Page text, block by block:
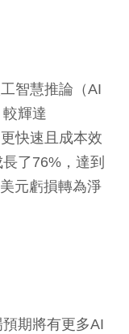
智慧推論（AI
輝達
快速且成本效
了76%，達到
元虧損轉為淨
期將有更多AI